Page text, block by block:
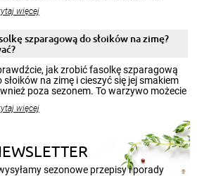
by cieszyć nimi oko w sezonie
poczuć atmosferę cieplejszych
Przygotowanie słoików ze
które pozwolą zachować świeżość
więcej
szparagową do słoików na zimę?
jak zrobić fasolkę szparagową
słoików na zimę i cieszyć się jej smakiem
poza sezonem. To warzywo możecie
propozycje!
więcej
sezonowe przepisy i porady